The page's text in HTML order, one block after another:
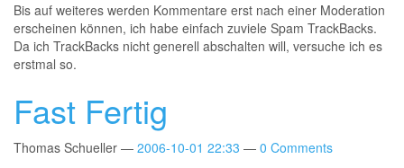
Bis auf weiteres werden Kommentare erst nach einer Moderation
erscheinen können, ich habe einfach zuviele Spam TrackBacks.
Da ich TrackBacks nicht generell abschalten will, versuche ich es
erstmal so.
Fast Fertig
Thomas Schueller 2006-10-01 22:33
0 Comments